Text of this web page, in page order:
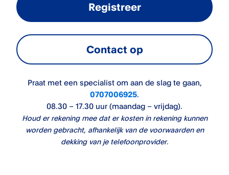
Registreer
Contact op
Praat met een specialist om aan de slag te gaan,
0707006925.
08.30 – 17.30 uur (maandag – vrijdag).
Houd er rekening mee dat er kosten in rekening kunnen
worden gebracht, afhankelijk van de voorwaarden en
dekking van je telefoonprovider.